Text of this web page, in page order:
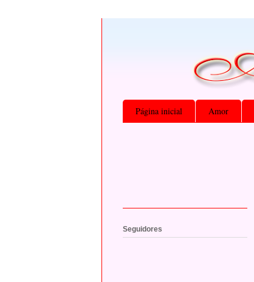
Página inicial Amor
Seguidores